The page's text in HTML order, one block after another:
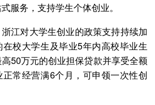
服务，支持学生个体创业。
江对大学生创业的政策支持持续加
校大学生及毕业5年内高校毕业生
50万元的创业担保贷款并享受全额
常经营满6个月，可申领一次性创